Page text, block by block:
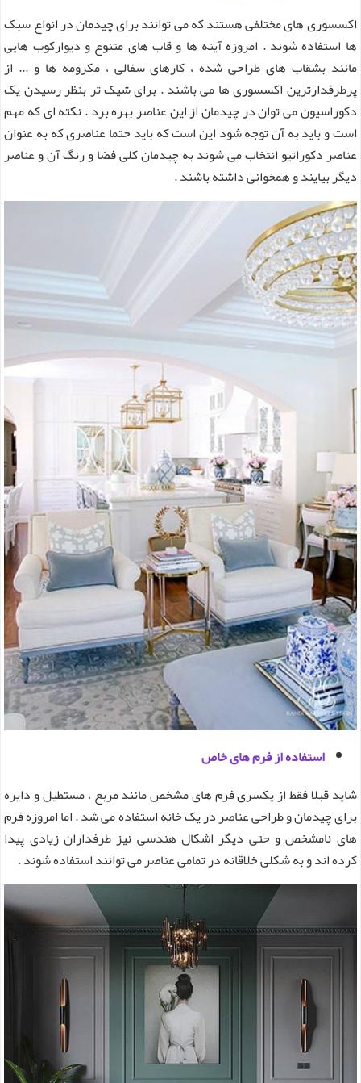
اکسسوری های مختلفی هستند که می توانند برای چیدمان در انواع سبک
ها استفاده شوند . امروزه آینه ها و قاب های متنوع و دیوارکوب هایی
مانند بشقاب های طراحی شده ، کارهای سفالی ، مکرومه ها و ... از
پرطرفدارترین اکسسوری ها می باشند . برای شیک تر بنظر رسیدن یک
دکوراسیون می توان در چیدمان از این عناصر بهره برد . نکته ای که مهم
است و باید به آن توجه شود این است که باید حتما عناصری که به عنوان
عناصر دکوراتیو انتخاب می شوند به چیدمان کلی فضا و رنگ آن و عناصر
دیگر بیایند و همخوانی داشته باشند .
استفاده از فرم های خاص
شاید قبلا فقط از یکسری فرم های مشخص مانند مربع ، مستطیل و دایره
برای چیدمان و طراحی عناصر در یک خانه استفاده می شد . اما امروزه فرم
های نامشخص و حتی دیگر اشکال هندسی نیز طرفداران زیادی پیدا
کرده اند و به شکلی خلاقانه در تمامی عناصر می توانند استفاده شوند .